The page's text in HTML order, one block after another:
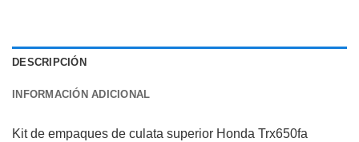
DESCRIPCIÓN
INFORMACIÓN ADICIONAL
Kit de empaques de culata superior Honda Trx650fa